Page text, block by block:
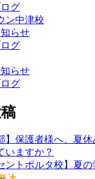
グ
ン中津校
らせ
グ
らせ
グ
】保護者様へ、夏
いますか？
ントポルタ校】夏